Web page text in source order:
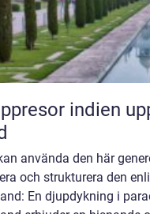
indien upplevelser i kontrasternas
använda den här
och strukturera den
En djupdykning i